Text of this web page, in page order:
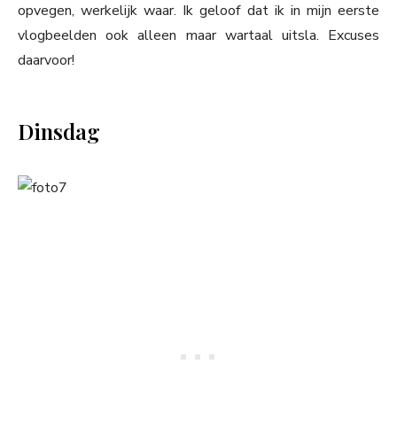
opvegen, werkelijk waar. Ik geloof dat ik in mijn eerste
vlogbeelden ook alleen maar wartaal uitsla. Excuses
daarvoor!
Dinsdag